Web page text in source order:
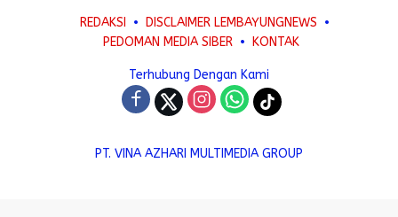
REDAKSI
DISCLAIMER LEMBAYUNGNEWS
PEDOMAN MEDIA SIBER
KONTAK
Terhubung Dengan Kami
PT. VINA AZHARI MULTIMEDIA GROUP